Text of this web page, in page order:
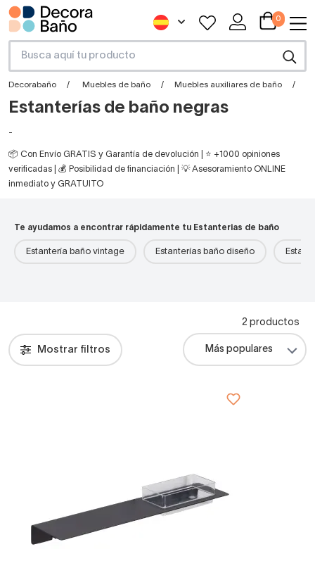
0
Decorabaño Muebles de baño Muebles auxiliares de baño
Estanterías de baño negras
-
📦 Con Envío GRATIS y Garantía de devolución | ⭐ +1000 opiniones
verificadas | 💰 Posibilidad de financiación | 💡 Asesoramiento ONLINE
inmediato y GRATUITO
Te ayudamos a encontrar rápidamente tu Estanterias de baño
Estantería baño vintage Estanterías baño diseño
Mostrar filtros
2 productos